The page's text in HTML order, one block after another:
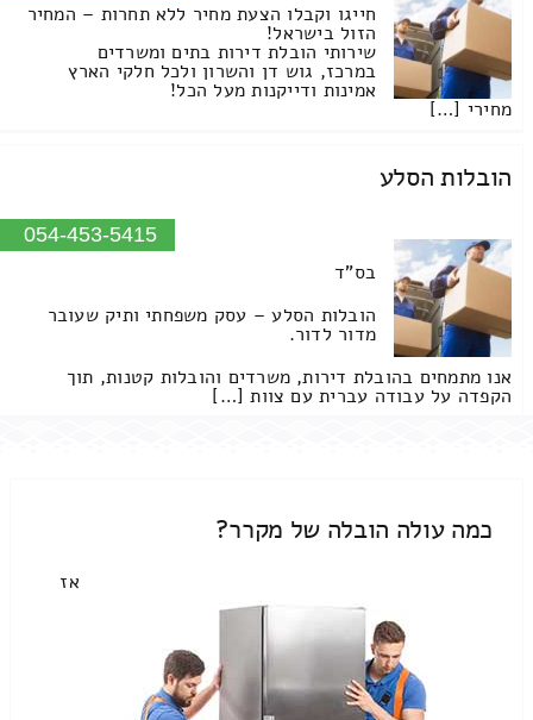
חייגו וקבלו הצעת מחיר ללא תחרות – המחיר
הזול בישראל!
שירותי הובלת דירות בתים ומשרדים
במרכז, גוש דן והשרון ולכל חלקי הארץ
אמינות ודייקנות מעל הכל!
מחירי […]
הובלות הסלע
054-453-5415
בס"ד
הובלות הסלע – עסק משפחתי ותיק שעובר
מדור לדור.
אנו מתמחים בהובלת דירות, משרדים והובלות קטנות, תוך
הקפדה על עבודה עברית עם צוות […]
כמה עולה הובלה של מקרר?
אז